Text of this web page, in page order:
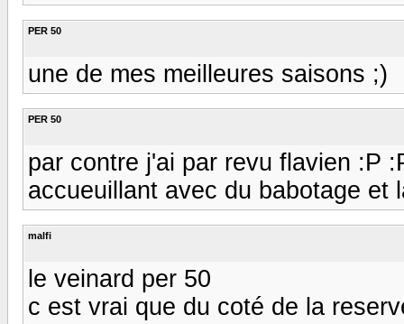
PER 50
une de mes meilleures saisons ;)
PER 50
par contre j'ai par revu flavien :P
accueuillant avec du babotage
malfi
le veinard per 50
c est vrai que du coté de la